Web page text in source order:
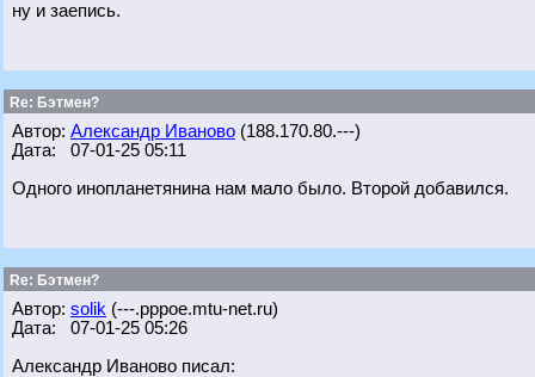
ну и заепись.
Re: Бэтмен?
Автор: Александр Иваново (188.170.80.---)
Дата: 07-01-25 05:11
Одного инопланетянина нам мало было. Второй добавился.
Re: Бэтмен?
Автор: solik (---.pppoe.mtu-net.ru)
Дата: 07-01-25 05:26
Александр Иваново писал: